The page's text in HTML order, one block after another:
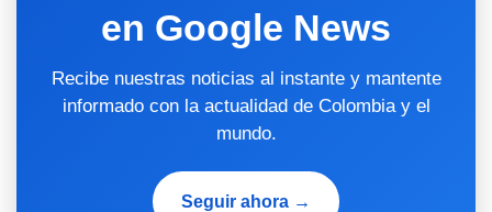
en Google News
Recibe nuestras noticias al instante y mantente
informado con la actualidad de Colombia y el
mundo.
Seguir ahora →